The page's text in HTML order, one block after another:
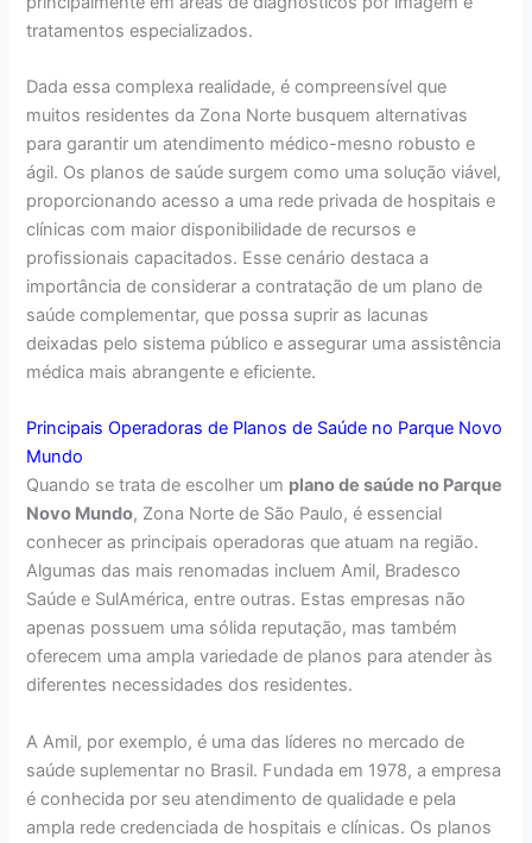
tratamentos especializados.
Dada essa complexa realidade, é compreensível que
muitos residentes da Zona Norte busquem alternativas
para garantir um atendimento médico-mesno robusto e
ágil. Os planos de saúde surgem como uma solução viável,
proporcionando acesso a uma rede privada de hospitais e
clínicas com maior disponibilidade de recursos e
profissionais capacitados. Esse cenário destaca a
importância de considerar a contratação de um plano de
saúde complementar, que possa suprir as lacunas
deixadas pelo sistema público e assegurar uma assistência
médica mais abrangente e eficiente.
Principais Operadoras de Planos de Saúde no Parque Novo
Mundo
Quando se trata de escolher um plano de saúde no Parque
Novo Mundo, Zona Norte de São Paulo, é essencial
conhecer as principais operadoras que atuam na região.
Algumas das mais renomadas incluem Amil, Bradesco
Saúde e SulAmérica, entre outras. Estas empresas não
apenas possuem uma sólida reputação, mas também
oferecem uma ampla variedade de planos para atender às
diferentes necessidades dos residentes.
A Amil, por exemplo, é uma das líderes no mercado de
saúde suplementar no Brasil. Fundada em 1978, a empresa
é conhecida por seu atendimento de qualidade e pela
ampla rede credenciada de hospitais e clínicas. Os planos